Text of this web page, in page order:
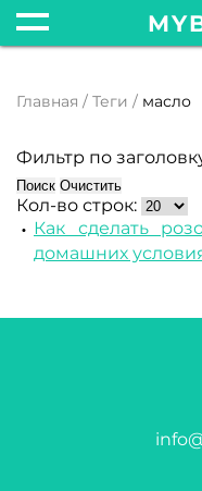
Главная Теги масло
Фильтр по
Поиск Очистить
Кол-во строк:
Как сделать
домашних